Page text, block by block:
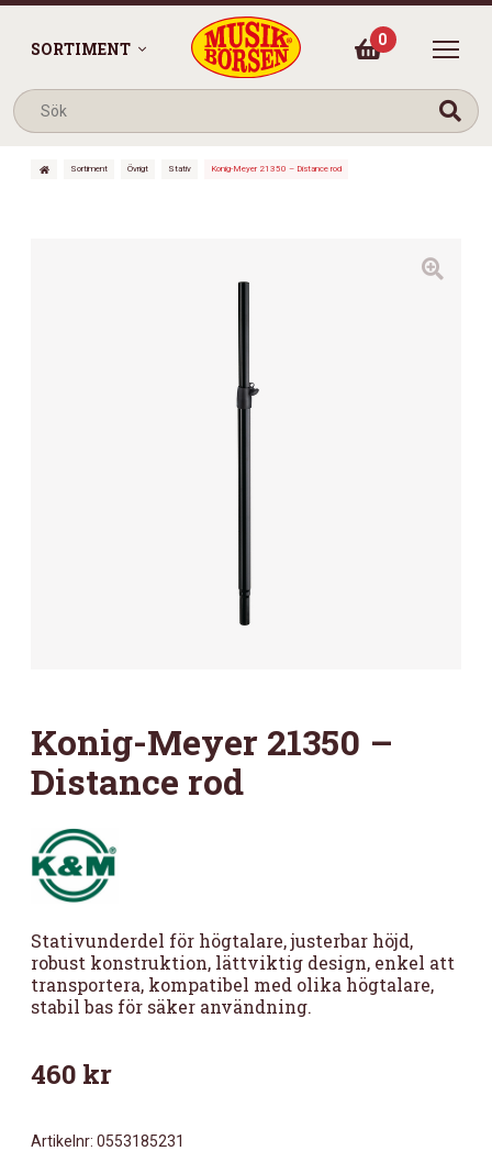
SORTIMENT 0
Sortiment Övrigt Stativ Konig-Meyer 21350 – Distance rod
Konig-Meyer 21350 –
Distance rod
Stativunderdel för högtalare, justerbar höjd,
robust konstruktion, lättviktig design, enkel att
transportera, kompatibel med olika högtalare,
stabil bas för säker användning.
460 kr
Artikelnr: 0553185231